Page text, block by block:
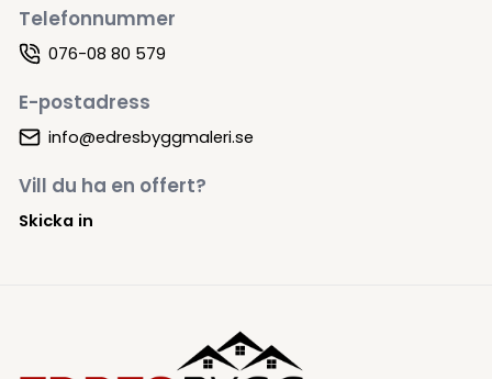
Telefonnummer
076-08 80 579
E-postadress
info@edresbyggmaleri.se
Vill du ha en offert?
Skicka in